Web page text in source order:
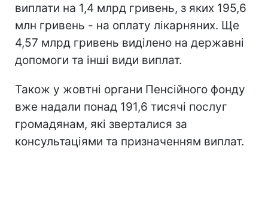
виплати на 1,4 млрд гривень, з яких 195,6
млн гривень - на оплату лікарняних. Ще
4,57 млрд гривень виділено на державні
допомоги та інші види виплат.
Також у жовтні органи Пенсійного фонду
вже надали понад 191,6 тисячі послуг
громадянам, які зверталися за
консультаціями та призначенням виплат.